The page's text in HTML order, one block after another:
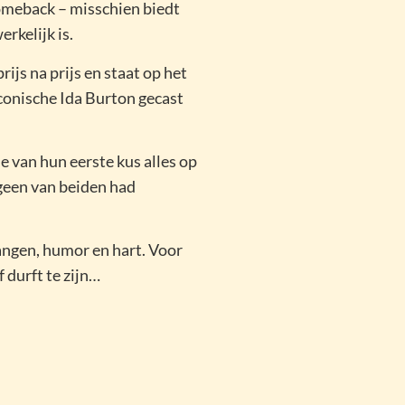
– misschien biedt
is.
na prijs en staat op het
Ida Burton gecast
van hun eerste kus alles op
van beiden had
humor en hart. Voor
durft te zijn…